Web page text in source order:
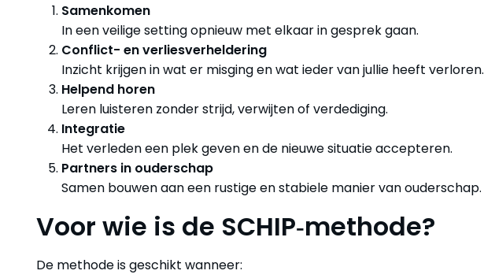
Samenkomen
In een veilige setting opnieuw met elkaar in gesprek gaan.
Conflict- en verliesverheldering
Inzicht krijgen in wat er misging en wat ieder van jullie heeft verloren.
Helpend horen
Leren luisteren zonder strijd, verwijten of verdediging.
Integratie
Het verleden een plek geven en de nieuwe situatie accepteren.
Partners in ouderschap
Samen bouwen aan een rustige en stabiele manier van ouderschap.
Voor wie is de SCHIP‑methode?
De methode is geschikt wanneer: